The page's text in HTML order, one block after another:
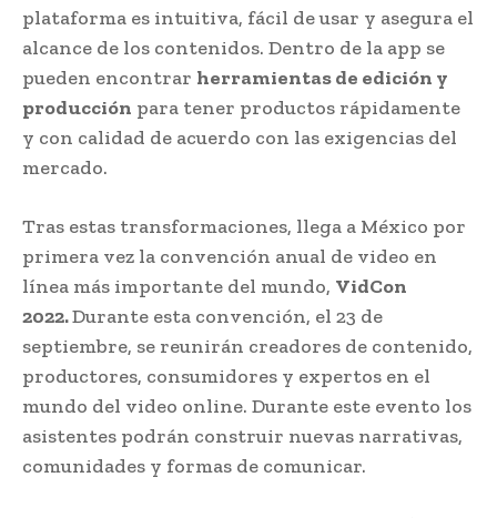
plataforma es intuitiva, fácil de usar y asegura el
alcance de los contenidos. Dentro de la app se
pueden encontrar herramientas de edición y
producción para tener productos rápidamente
y con calidad de acuerdo con las exigencias del
mercado.
Tras estas transformaciones, llega a México por
primera vez la convención anual de video en
línea más importante del mundo, VidCon
2022.Durante esta convención, el 23 de
septiembre, se reunirán creadores de contenido,
productores, consumidores y expertos en el
mundo del video online. Durante este evento los
asistentes podrán construir nuevas narrativas,
comunidades y formas de comunicar.